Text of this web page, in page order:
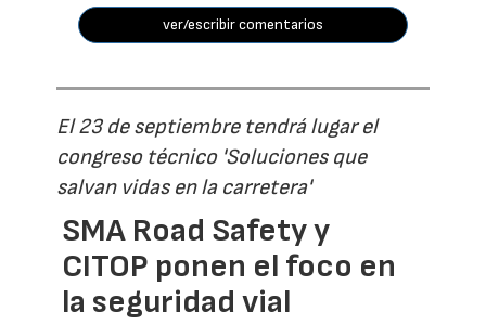
ver/escribir comentarios
El 23 de septiembre tendrá lugar el
congreso técnico 'Soluciones que
salvan vidas en la carretera'
SMA Road Safety y
CITOP ponen el foco en
la seguridad vial